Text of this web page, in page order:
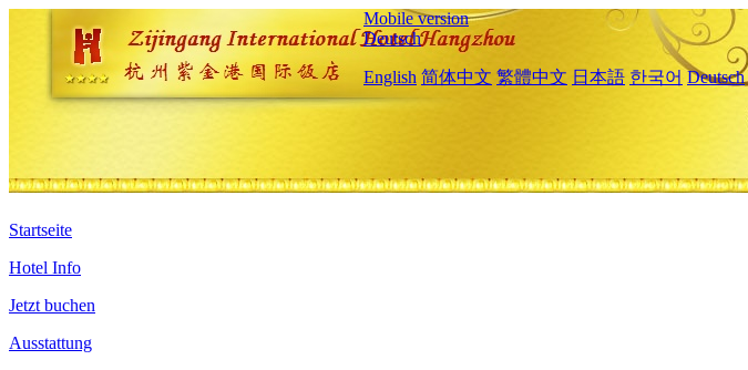
Mobile version
Deutsch
English 简体中文 繁體中文 日本語 한국어 Deutsch
Startseite
Hotel Info
Jetzt buchen
Ausstattung